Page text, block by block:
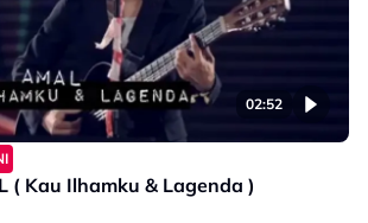
02:52
( Kau Ilhamku & Lagenda )